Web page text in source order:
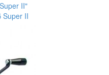
Super II